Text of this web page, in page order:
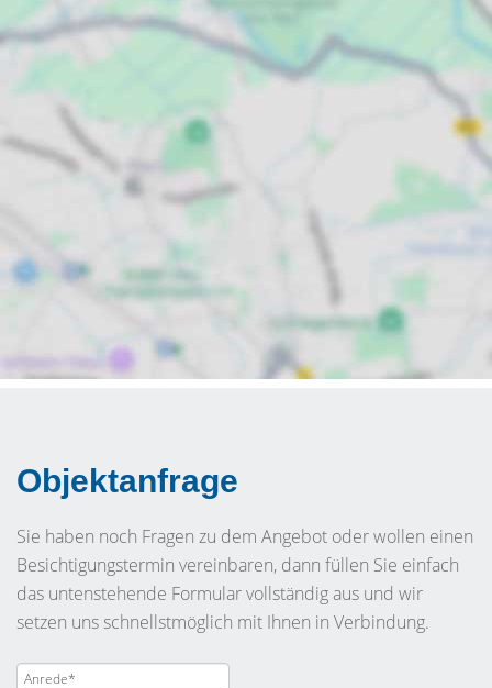
Objektanfrage
Sie haben noch Fragen zu dem Angebot oder wollen einen
Besichtigungstermin vereinbaren, dann füllen Sie einfach
das untenstehende Formular vollständig aus und wir
setzen uns schnellstmöglich mit Ihnen in Verbindung.